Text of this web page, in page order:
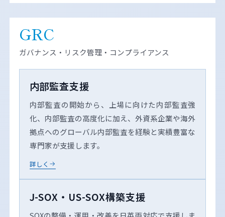
GRC
ガバナンス・リスク管理・コンプライアンス
内部監査支援
内部監査の開始から、上場に向けた内部監査強
化、内部監査の高度化に加え、外資系企業や海外
拠点へのグローバル内部監査を経験と実績豊富な
専門家が支援します。
詳しく
J-SOX・US-SOX構築支援